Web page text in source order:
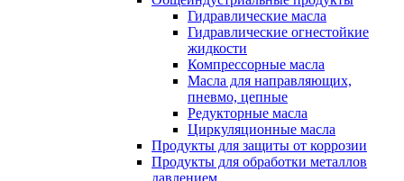
Гидравлические масла
Гидравлические огнестойкие
жидкости
Компрессорные масла
Масла для направляющих,
пневмо, цепные
Редукторные масла
Циркуляционные масла
Продукты для защиты от коррозии
Продукты для обработки металлов
давлением